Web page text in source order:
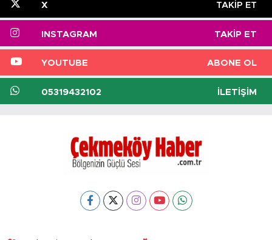
X TAKIP ET
INSTAGRAM TAKIP ET
YOUTUBE ABONE OL
05319432102 İLETIŞIM